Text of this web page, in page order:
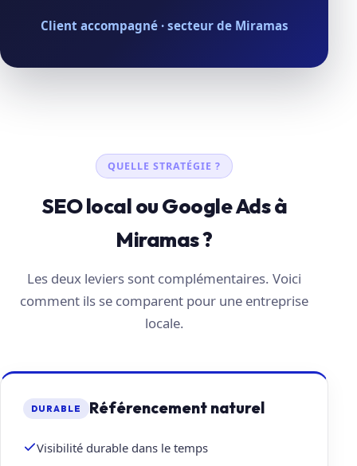
Client accompagné · secteur de Miramas
QUELLE STRATÉGIE ?
SEO local ou Google Ads à
Miramas ?
Les deux leviers sont complémentaires. Voici
comment ils se comparent pour une entreprise
locale.
DURABLE Référencement naturel
Visibilité durable dans le temps